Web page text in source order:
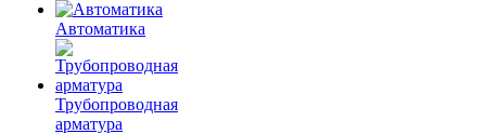
Автоматика
Трубопроводная
арматура